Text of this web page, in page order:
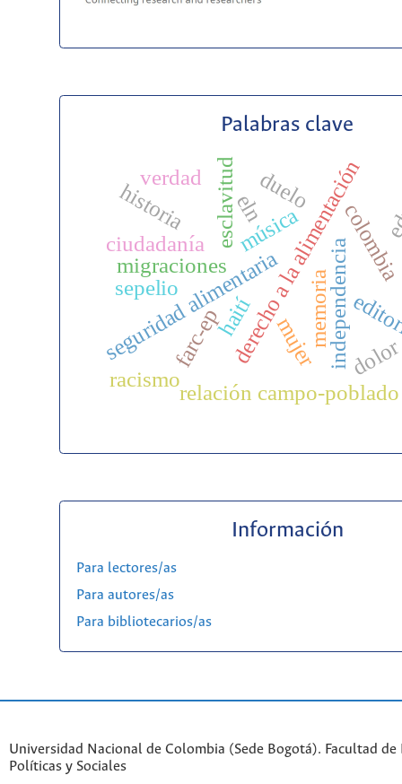
Palabras clave
derecho a la alimentación
seguridad alimentaria
migraciones independencia
haití
ciudadanía esclavitud
relación campo-poblado
música
eln
farc-ep
racismo
historia
memoria
mujer
duelo
sepelio
verdad
Información
Para lectores/as
Para autores/as
Para bibliotecarios/as
Universidad Nacional de Colombia (Sede Bogotá). Facultad de
Políticas y Sociales